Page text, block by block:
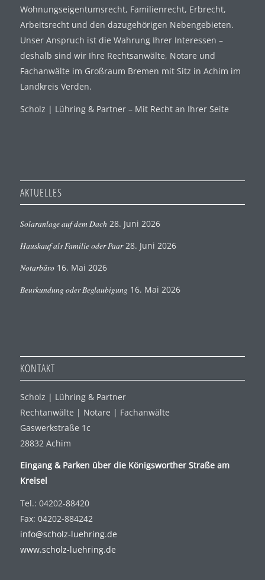
Wohnungseigentumsrecht, Familienrecht, Erbrecht,
Arbeitsrecht und den dazugehörigen Nebengebieten.
Unser Anspruch ist die Wahrung Ihrer Interessen –
deshalb sind wir Ihre Rechtsanwälte, Notare und
Fachanwälte im Großraum Bremen mit Sitz in Achim im
Landkreis Verden.
Scholz | Lühring & Partner – Mit Recht an Ihrer Seite
AKTUELLES
Solaranlage auf dem Dach 28. Juni 2026
Hauskauf als Familie oder Paar 28. Juni 2026
Notarbüro 16. Mai 2026
Beurkundung oder Beglaubigung 16. Mai 2026
KONTAKT
Scholz | Lühring & Partner
Rechtanwälte | Notare | Fachanwälte
Gaswerkstraße 1c
28832 Achim
Eingang & Parken über die Königsworther Straße am
Kreisel
Tel.: 04202-88420
Fax: 04202-884242
info@scholz-luehring.de
www.scholz-luehring.de